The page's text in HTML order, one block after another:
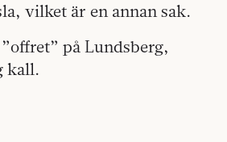
vilket är en annan sak.
på Lundsberg,
kall.